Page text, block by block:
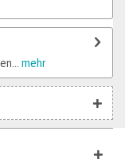
mehr